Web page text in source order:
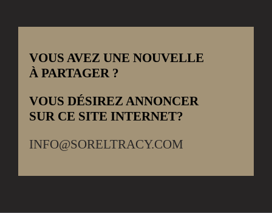
VOUS AVEZ UNE NOUVELLE
À PARTAGER ?
VOUS DÉSIREZ ANNONCER
SUR CE SITE INTERNET?
INFO@SORELTRACY.COM